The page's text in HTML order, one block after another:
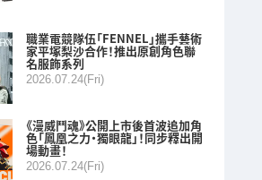
職業電競隊伍「FENNEL」攜手藝術
家平塚梨沙合作！推出原創角色聯
名服飾系列
2026.07.24(Fri)
《漫威鬥魂》公開上市後首波追加角
色「鳳凰之力・獨眼龍」！同步釋出開
場動畫！
2026.07.24(Fri)